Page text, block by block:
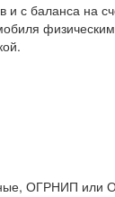
и с баланса на
ОГРНИП или